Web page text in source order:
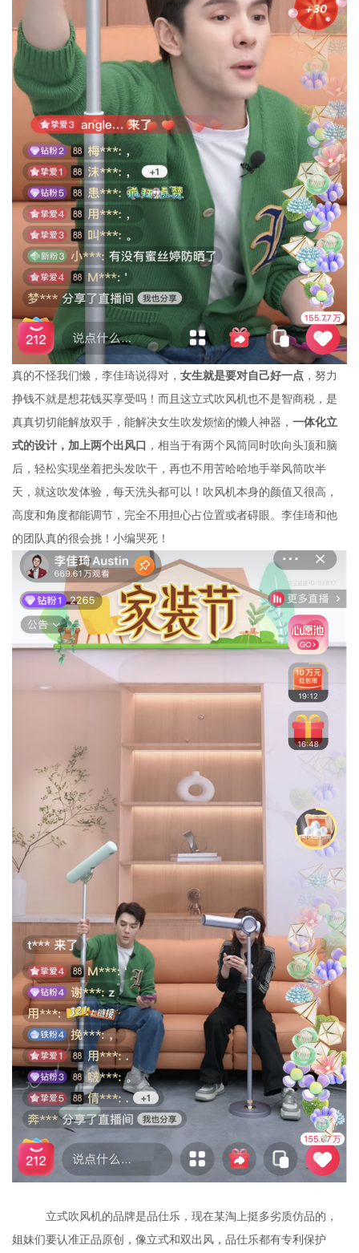
真的不怪我们懒，李佳琦说得对， 女生就是要对自己好一点 ，努力
挣钱不就是想花钱买享受吗！而且这立式吹风机也不是智商税，是
真真切切能解放双手，能解决女生吹发烦恼的懒人神器， 一体化立
式的设计，加上两个出风口 ，相当于有两个风筒同时吹向头顶和脑
后，轻松实现坐着把头发吹干，再也不用苦哈哈地手举风筒吹半
天，就这吹发体验，每天洗头都可以！吹风机本身的颜值又很高，
高度和角度都能调节，完全不用担心占位置或者碍眼。李佳琦和他
的团队真的很会挑！小编哭死！
立式吹风机的品牌是品仕乐，现在某淘上挺多劣质仿品的，
姐妹们要认准正品原创，像立式和双出风，品仕乐都有专利保护